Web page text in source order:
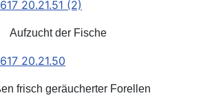
Aufzucht der Fische
frisch geräucherter Forellen